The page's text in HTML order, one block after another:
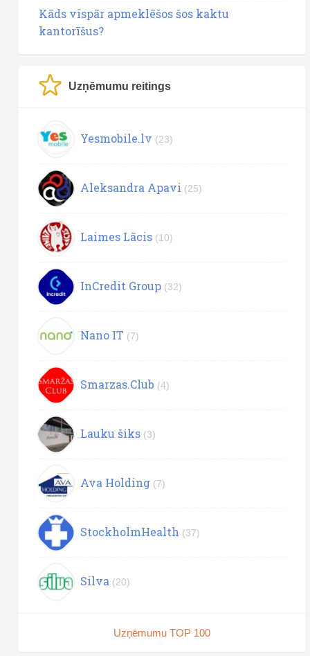
Kāds vispār apmeklēšos šos kaktu
kantorīšus?
Uzņēmumu reitings
Yesmobile.lv (23)
Aleksandra Apavi (25)
Laimes Lācis (10)
InCredit Group (32)
Nano IT (7)
Smarzas.Club (4)
Lauku šiks (3)
Ava Holding (7)
StockholmHealth (37)
Silva (20)
Uzņēmumu TOP 100